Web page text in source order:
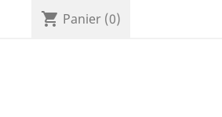
shopping_cart Panier (0)